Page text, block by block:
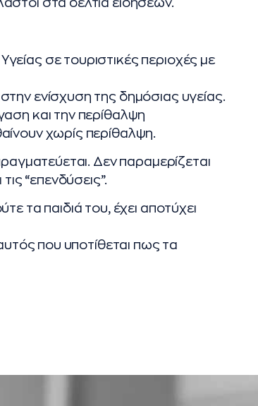
στα δελτία ειδήσεων.
σε τουριστικές περιοχές με
ενίσχυση της δημόσιας υγείας.
και την περίθαλψη
χωρίς περίθαλψη.
Δεν παραμερίζεται
“επενδύσεις”.
τα παιδιά του, έχει αποτύχει
που υποτίθεται πως τα